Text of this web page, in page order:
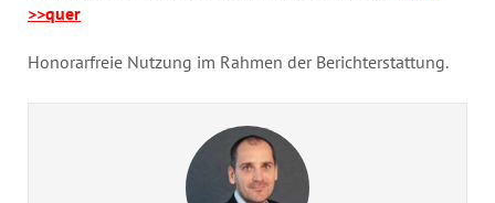
>>quer
Honorarfreie Nutzung im Rahmen der Berichterstattung.